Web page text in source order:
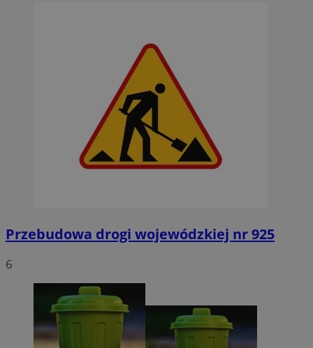
Przebudowa drogi wojewódzkiej nr 925
6